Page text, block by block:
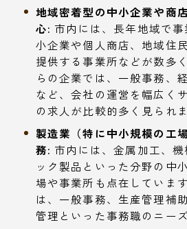
地域密着型の中小企業や商
心: 市内には、長年地域で
小企業や個人商店、地域住
提供する事業所などが数多
らの企業では、一般事務、
など、会社の運営を幅広く
の求人が比較的多く見られま
製造業（特に中小規模の工
務: 市内には、金属加工、
ック製品といった分野の中
場や事業所も点在していま
は、一般事務、生産管理補
管理といった事務職のニー